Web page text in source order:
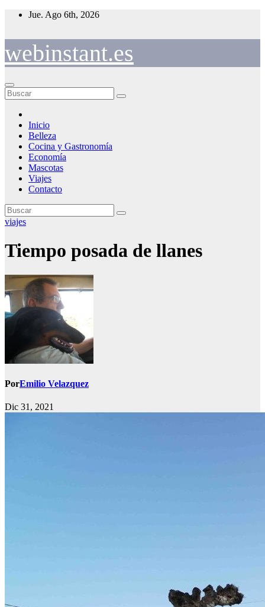
Saltar
Jue. Ago 6th, 2026
webinstant.es
Inicio
Belleza
Cocina y Gastronomía
Economía
Mascotas
Viajes
Contacto
viajes
Tiempo posada de llanes
PorEmilio Velazquez
Dic 31, 2021